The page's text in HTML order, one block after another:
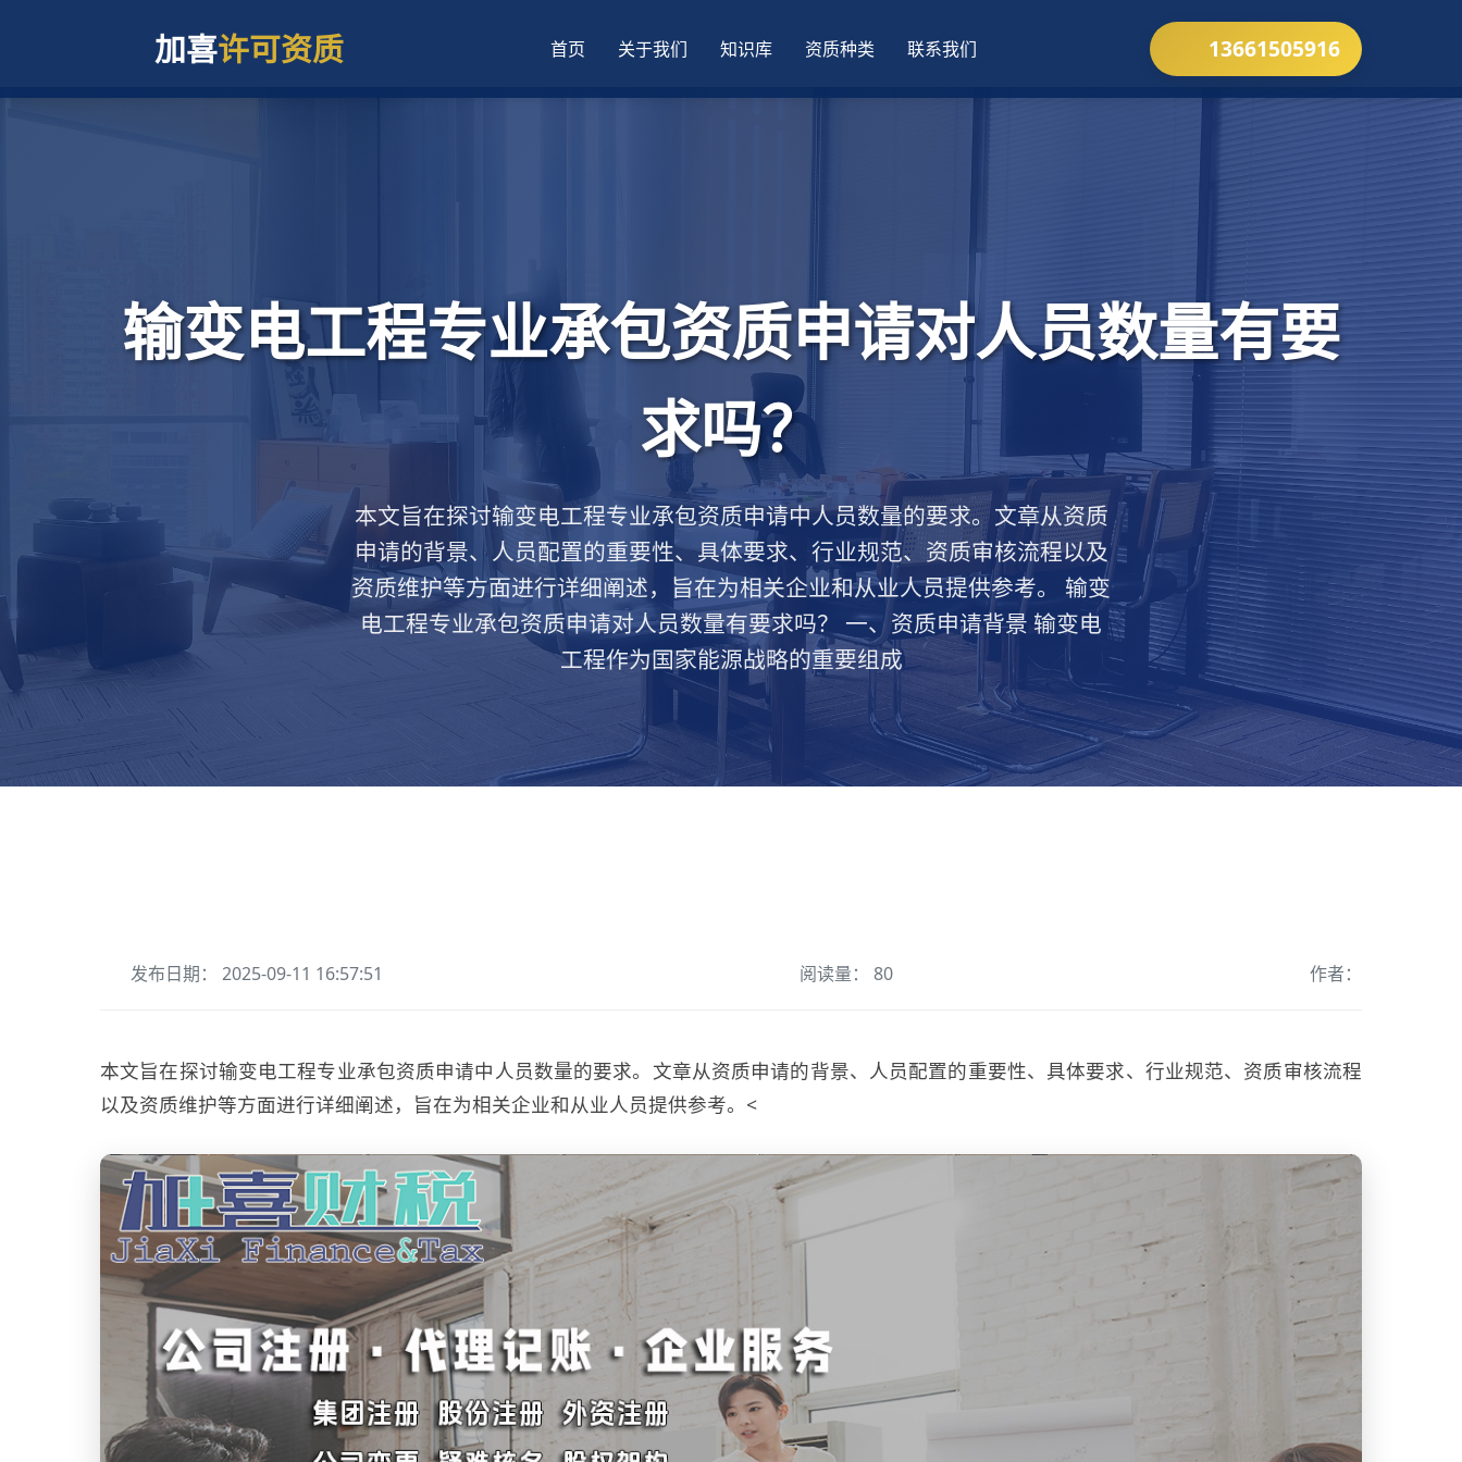
加喜许可资质 首页 关于我们 知识库 资质种类 联系我们 13661505916
输变电工程专业承包资质申请对人员数量有要
求吗？
本文旨在探讨输变电工程专业承包资质申请中人员数量的要求。文章从资质
申请的背景、人员配置的重要性、具体要求、行业规范、资质审核流程以及
资质维护等方面进行详细阐述，旨在为相关企业和从业人员提供参考。 输变
电工程专业承包资质申请对人员数量有要求吗？ 一、资质申请背景 输变电
工程作为国家能源战略的重要组成
发布日期： 2025-09-11 16:57:51 阅读量： 80 作者：
本文旨在探讨输变电工程专业承包资质申请中人员数量的要求。文章从资质申请的背景、人员配置的重要性、具体要求、行业规范、资质审核流程
以及资质维护等方面进行详细阐述，旨在为相关企业和从业人员提供参考。<